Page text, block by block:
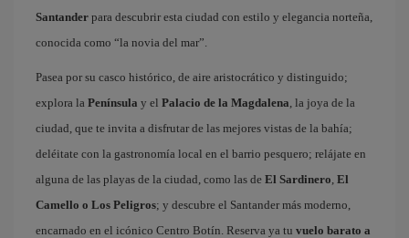
Santander para descubrir esta ciudad con estilo y elegancia norteña,
conocida como “la novia del mar”.
Pasea por su casco histórico, de aire aristocrático y distinguido;
explora la Península y el Palacio de la Magdalena, la joya de la
ciudad, que te invita a disfrutar de las mejores vistas de la bahía;
deléitate con la gastronomía local en el barrio pesquero; relájate en
alguna de las playas de la ciudad, como las de El Sardinero, El
Camello o Los Peligros; y descubre el Santander más moderno,
encarnado en el icónico Centro Botín. Reserva ya tu vuelo barato a